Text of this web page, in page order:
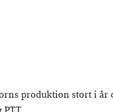
produktion stort i år